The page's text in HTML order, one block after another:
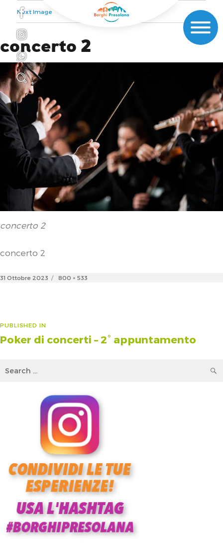
Next Image
concerto 2
concerto 2
concerto 2
Posted
31 Ottobre 2023
Full
800 × 533
Navigazione
articoli
PUBLISHED IN
Poker di concerti – 2° appuntamento